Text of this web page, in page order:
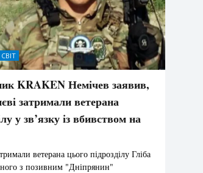
KRAKEN Немічев заявив,
затримали ветерана
у зв’язку із вбивством на
ветерана цього підрозділу Гліба
з позивним "Дніпрянин"